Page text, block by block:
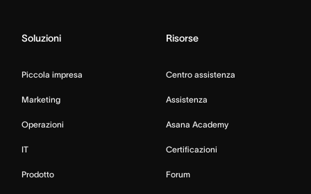
Soluzioni
Piccola impresa
Marketing
Operazioni
IT
Prodotto
Risorse
Centro assistenza
Assistenza
Asana Academy
Certificazioni
Forum